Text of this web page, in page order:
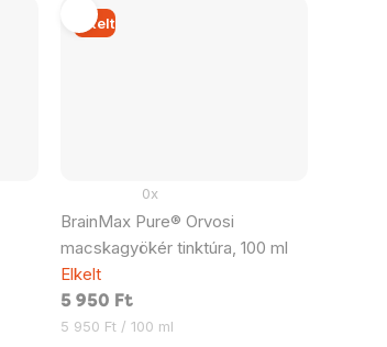
Elkelt
BrainMax Pure® Orvosi
macskagyökér tinktúra, 100 ml
0x
Elkelt
5 950 Ft
Egységár:
5 950 Ft / 100 ml